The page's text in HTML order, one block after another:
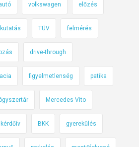
volkswagen előzés
kutatás TÜV felmérés
drive-through
figyelmetlenség patika
Mercedes Vito
kérdőív BKK gyerekülés